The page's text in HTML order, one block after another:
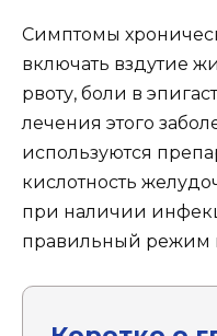
Симптомы
включать вздутие
рвоту, боли в
лечения этого
используются
кислотность
при наличии
правильный режим